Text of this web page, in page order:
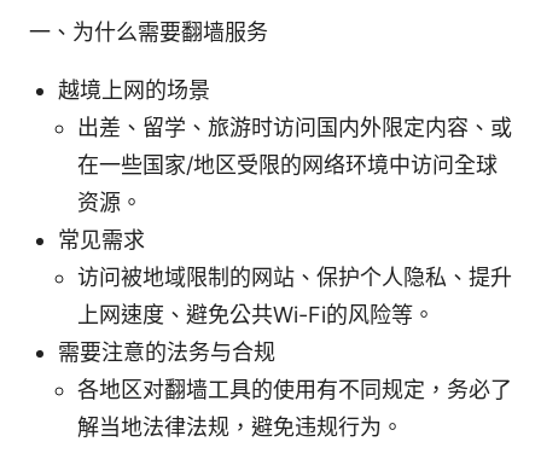
一、为什么需要翻墙服务
越境上网的场景
出差、留学、旅游时访问国内外限定内容、或
在一些国家/地区受限的网络环境中访问全球
资源。
常见需求
访问被地域限制的网站、保护个人隐私、提升
上网速度、避免公共Wi-Fi的风险等。
需要注意的法务与合规
各地区对翻墙工具的使用有不同规定，务必了
解当地法律法规，避免违规行为。